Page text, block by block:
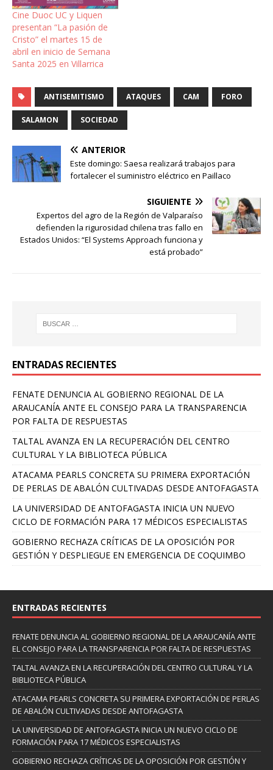
Cine Duoc UC y Liquen
presentan “La pasión de
Cristo” el martes 15 de
abril en inicio de Semana
Santa 2025 en Villarrica
ANTISEMITISMO ATAQUES CAM FORO
SALAMON SOCIEDAD
ANTERIOR
Este domingo: Saesa realizará trabajos para
fortalecer el suministro eléctrico en Paillaco
SIGUIENTE
Expertos del agro de la Región de Valparaíso
defienden la rigurosidad chilena tras fallo en
Estados Unidos: “El Systems Approach funciona y
está probado”
ENTRADAS RECIENTES
FENATE DENUNCIA AL GOBIERNO REGIONAL DE LA
ARAUCANÍA ANTE EL CONSEJO PARA LA TRANSPARENCIA
POR FALTA DE RESPUESTAS
TALTAL AVANZA EN LA RECUPERACIÓN DEL CENTRO
CULTURAL Y LA BIBLIOTECA PÚBLICA
ATACAMA PEARLS CONCRETA SU PRIMERA EXPORTACIÓN
DE PERLAS DE ABALÓN CULTIVADAS DESDE ANTOFAGASTA
LA UNIVERSIDAD DE ANTOFAGASTA INICIA UN NUEVO
CICLO DE FORMACIÓN PARA 17 MÉDICOS ESPECIALISTAS
GOBIERNO RECHAZA CRÍTICAS DE LA OPOSICIÓN POR
GESTIÓN Y DESPLIEGUE EN EMERGENCIA DE COQUIMBO
ENTRADAS RECIENTES
FENATE DENUNCIA AL GOBIERNO REGIONAL DE LA ARAUCANÍA ANTE
EL CONSEJO PARA LA TRANSPARENCIA POR FALTA DE RESPUESTAS
TALTAL AVANZA EN LA RECUPERACIÓN DEL CENTRO CULTURAL Y LA
BIBLIOTECA PÚBLICA
ATACAMA PEARLS CONCRETA SU PRIMERA EXPORTACIÓN DE PERLAS
DE ABALÓN CULTIVADAS DESDE ANTOFAGASTA
LA UNIVERSIDAD DE ANTOFAGASTA INICIA UN NUEVO CICLO DE
FORMACIÓN PARA 17 MÉDICOS ESPECIALISTAS
GOBIERNO RECHAZA CRÍTICAS DE LA OPOSICIÓN POR GESTIÓN Y